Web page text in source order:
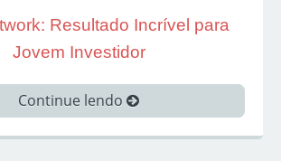
Resultado Incrível para
Jovem Investidor
Continue lendo